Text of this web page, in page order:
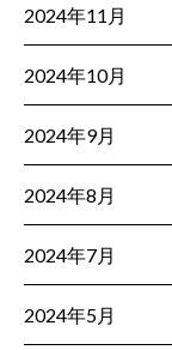
2024年11月
2024年10月
2024年9月
2024年8月
2024年7月
2024年5月